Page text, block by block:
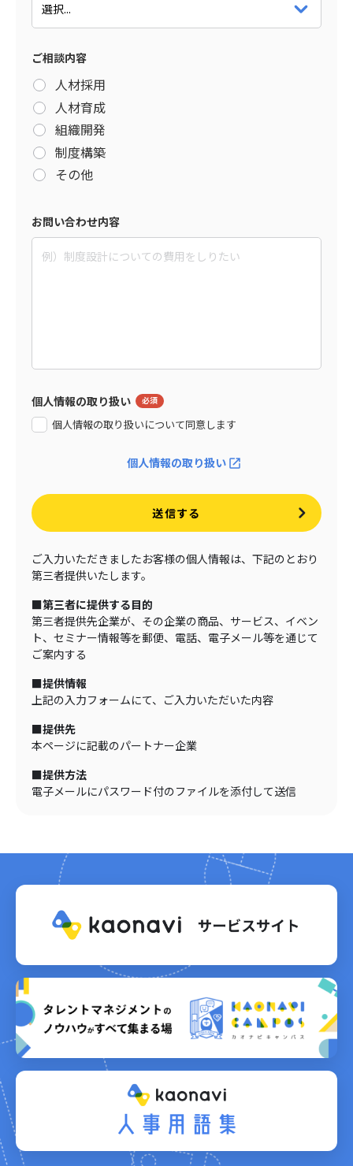
ご相談内容
人材採用
人材育成
組織開発
制度構築
その他
お問い合わせ内容
個人情報の取り扱い
個人情報の取り扱いについて同意します
個人情報の取り扱い
送信する
ご入力いただきましたお客様の個人情報は、下記のとおり
第三者提供いたします。
■第三者に提供する目的
第三者提供先企業が、その企業の商品、サービス、イベン
ト、セミナー情報等を郵便、電話、電子メール等を通じて
ご案内する
■提供情報
上記の入力フォームにて、ご入力いただいた内容
■提供先
本ページに記載のパートナー企業
■提供方法
電子メールにパスワード付のファイルを添付して送信